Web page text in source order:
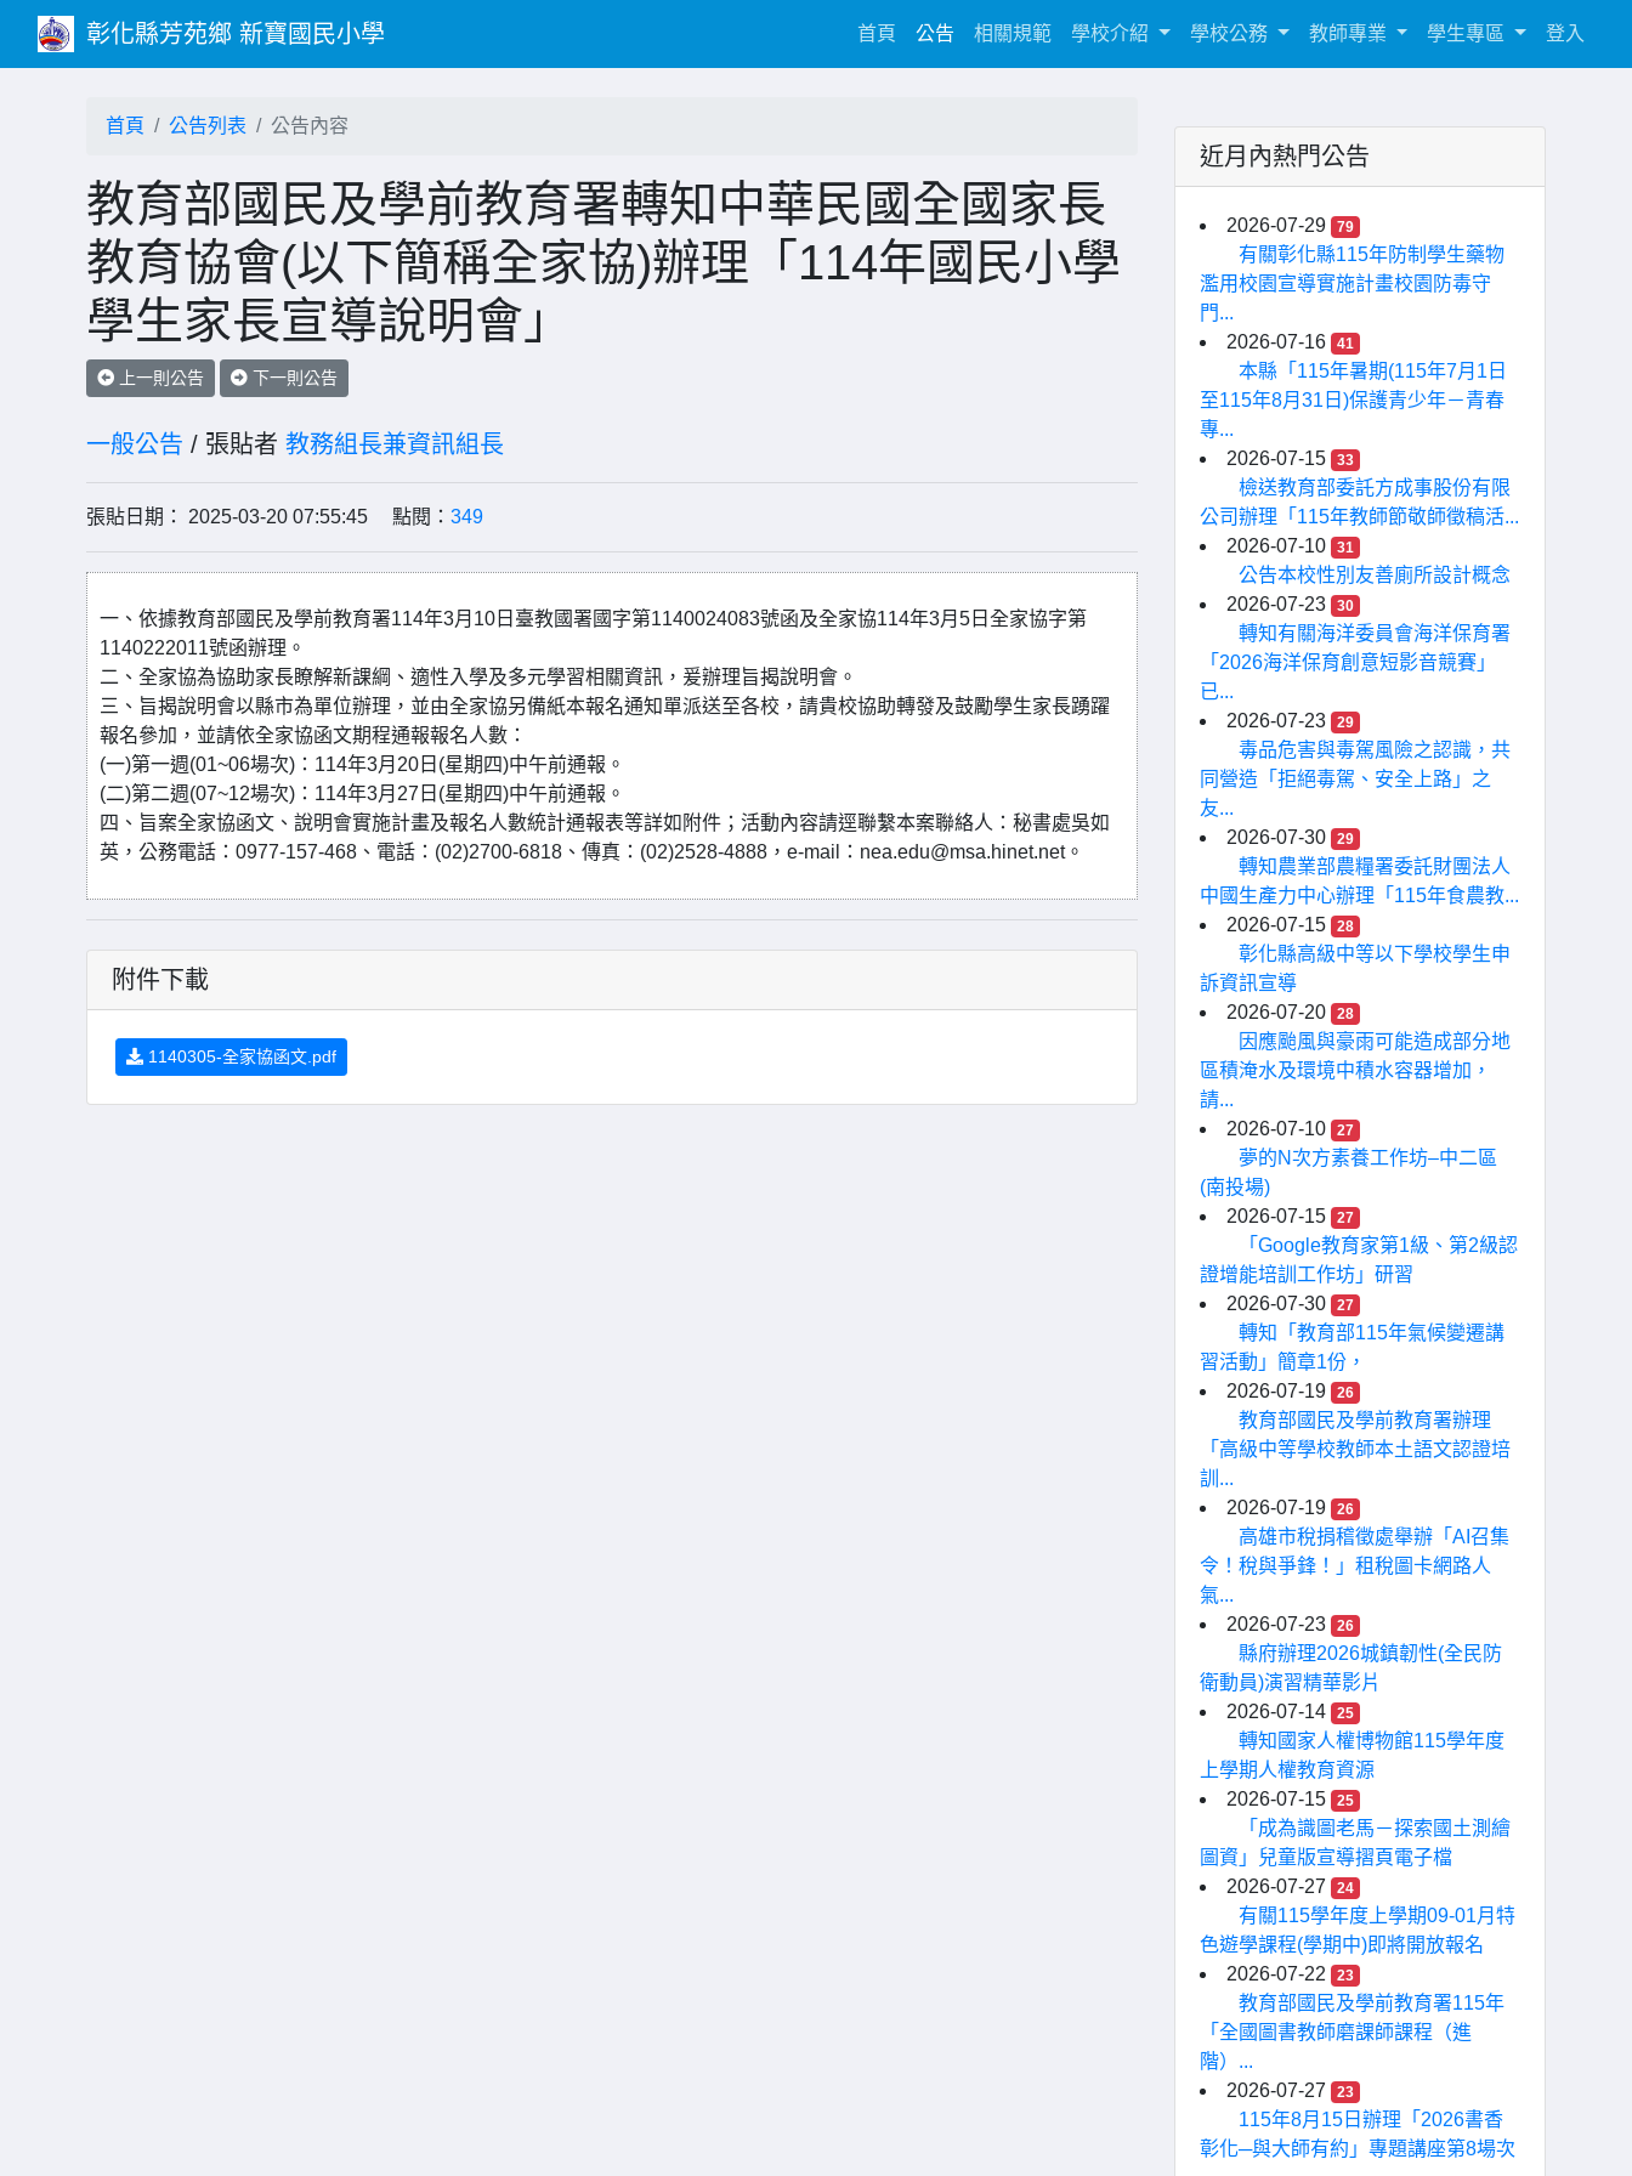
彰化縣芳苑鄉 新寶國民小學 首頁 (current)
公告 相關規範 學校介紹 學校公務 教師專業 學生專區 登入
首頁 公告列表 公告內容
教育部國民及學前教育署轉知中華民國全國家長
教育協會(以下簡稱全家協)辦理「114年國民小學
學生家長宣導說明會」
上一則公告 下一則公告
一般公告 / 張貼者 教務組長兼資訊組長
張貼日期： 2025-03-20 07:55:45 點閱： 349
一、依據教育部國民及學前教育署114年3月10日臺教國署國字第1140024083號函及全家協114年3月5日全家協字第
1140222011號函辦理。
二、全家協為協助家長瞭解新課綱、適性入學及多元學習相關資訊，爰辦理旨揭說明會。
三、旨揭說明會以縣市為單位辦理，並由全家協另備紙本報名通知單派送至各校，請貴校協助轉發及鼓勵學生家長踴躍
報名參加，並請依全家協函文期程通報報名人數：
(一)第一週(01~06場次)：114年3月20日(星期四)中午前通報。
(二)第二週(07~12場次)：114年3月27日(星期四)中午前通報。
四、旨案全家協函文、說明會實施計畫及報名人數統計通報表等詳如附件；活動內容請逕聯繫本案聯絡人：秘書處吳如
英，公務電話：0977-157-468、電話：(02)2700-6818、傳真：(02)2528-4888，e-mail：nea.edu@msa.hinet.net。
附件下載
1140305-全家協函文.pdf
近月內熱門公告
2026-07-29 79
有關彰化縣115年防制學生藥物
濫用校園宣導實施計畫校園防毒守
門...
2026-07-16
41
本縣「115年暑期(115年7月1日
至115年8月31日)保護青少年－青春
專...
2026-07-15
33
檢送教育部委託方成事股份有限
公司辦理「115年教師節敬師徵稿活...
2026-07-10
31
公告本校性別友善廁所設計概念
2026-07-23
30
轉知有關海洋委員會海洋保育署
「2026海洋保育創意短影音競賽」
已...
2026-07-23
29
毒品危害與毒駕風險之認識，共
同營造「拒絕毒駕、安全上路」之
友...
2026-07-30
29
轉知農業部農糧署委託財團法人
中國生產力中心辦理「115年食農教...
2026-07-15
28
彰化縣高級中等以下學校學生申
訴資訊宣導
2026-07-20
28
因應颱風與豪雨可能造成部分地
區積淹水及環境中積水容器增加，
請...
2026-07-10
27
夢的N次方素養工作坊–中二區
(南投場)
2026-07-15
27
「Google教育家第1級、第2級認
證增能培訓工作坊」研習
2026-07-30
27
轉知「教育部115年氣候變遷講
習活動」簡章1份，
2026-07-19
26
教育部國民及學前教育署辦理
「高級中等學校教師本土語文認證培
訓...
2026-07-19
26
高雄市稅捐稽徵處舉辦「AI召集
令！稅與爭鋒！」租稅圖卡網路人
氣...
2026-07-23
26
縣府辦理2026城鎮韌性(全民防
衛動員)演習精華影片
2026-07-14
25
轉知國家人權博物館115學年度
上學期人權教育資源
2026-07-15
25
「成為識圖老馬－探索國土測繪
圖資」兒童版宣導摺頁電子檔
2026-07-27
24
有關115學年度上學期09-01月特
色遊學課程(學期中)即將開放報名
2026-07-22
23
教育部國民及學前教育署115年
「全國圖書教師磨課師課程（進
階）...
2026-07-27
23
115年8月15日辦理「2026書香
彰化─與大師有約」專題講座第8場次